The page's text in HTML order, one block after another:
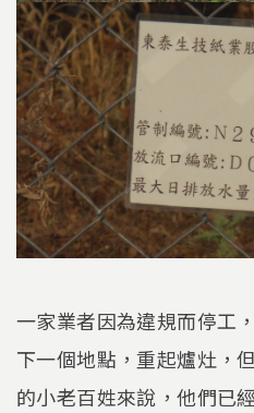
一家業者因為違規而停工
下一個地點，重起爐灶，
的小老百姓來說，他們已